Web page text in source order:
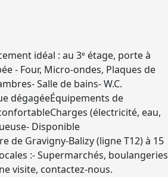
idéal : au 3ᵉ étage, porte à
- Four, Micro-ondes, Plaques de
Salle de bains- W.C.
dégagéeÉquipements de
(électricité, eau,
Disponible
de Gravigny-Balizy (ligne T12) à 15
:- Supermarchés, boulangeries
visite, contactez-nous.